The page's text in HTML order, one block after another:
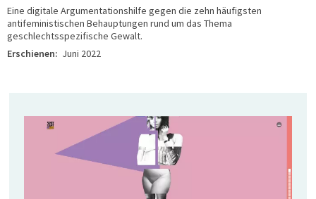
Eine digitale Argumentationshilfe gegen die zehn häufigsten
antifeministischen Behauptungen rund um das Thema
geschlechtsspezifische Gewalt.
Erschienen: Juni 2022